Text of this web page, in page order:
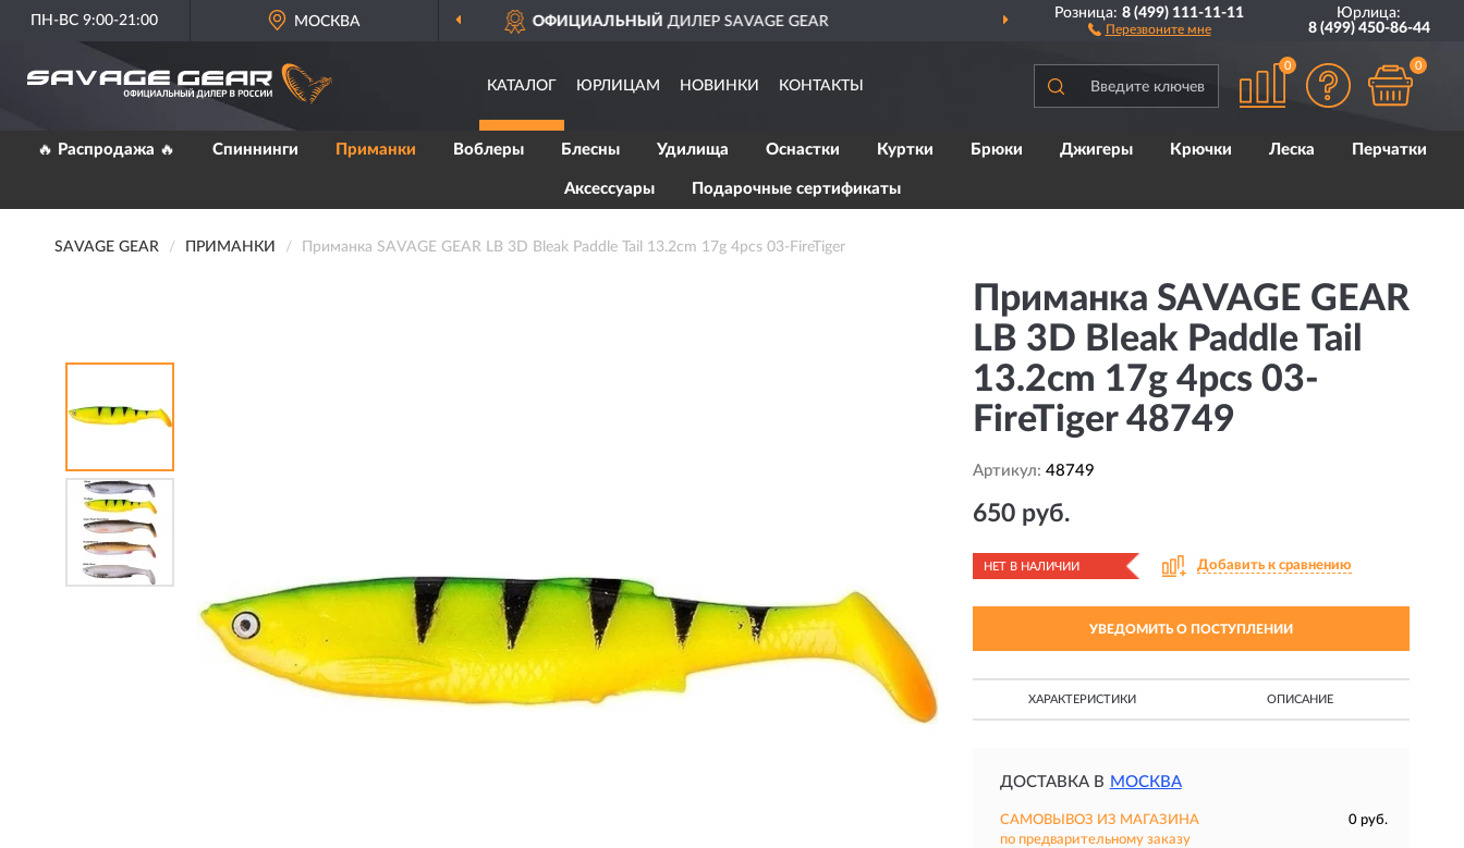
ПН-ВС 9:00-21:00 МОСКВА
ОФИЦИАЛЬНЫЙ ДИЛЕР SAVAGE GEAR ПО ВСЕЙ РОССИИ
Розница:8 (499) 111-11-11
Перезвоните мне
Юрлица:
8 (499) 450-86-44
КАТАЛОГ ЮРЛИЦАМ НОВИНКИ КОНТАКТЫ
0 0
🔥 Распродажа 🔥 Спиннинги Приманки Воблеры Блесны Удилища Оснастки Куртки Брюки Джигеры Крючки Леска Перчатки
Аксессуары Подарочные сертификаты
SAVAGE GEAR ПРИМАНКИ Приманка SAVAGE GEAR LB 3D Bleak Paddle Tail 13.2cm 17g 4pcs 03-FireTiger
Приманка SAVAGE GEAR
LB 3D Bleak Paddle Tail
13.2cm 17g 4pcs 03-
FireTiger 48749
Артикул: 48749
650 руб.
НЕТ В НАЛИЧИИ Добавить к сравнению
УВЕДОМИТЬ О ПОСТУПЛЕНИИ
ХАРАКТЕРИСТИКИ ОПИСАНИЕ
ДОСТАВКА В МОСКВА
САМОВЫВОЗ ИЗ МАГАЗИНА
0 руб.
по предварительному заказу